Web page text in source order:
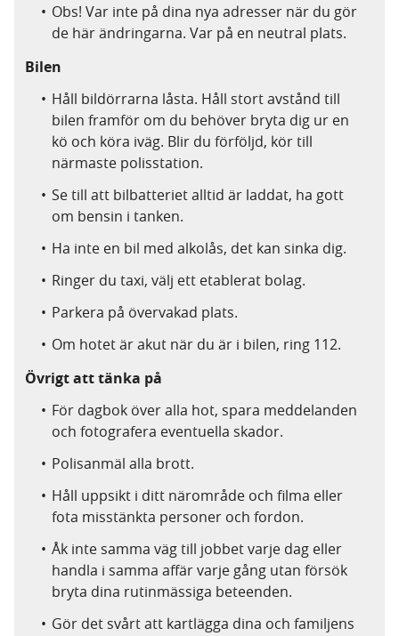
Obs! Var inte på dina nya adresser när du gör
de här ändringarna. Var på en neutral plats.
Bilen
Håll bildörrarna låsta. Håll stort avstånd till
bilen framför om du behöver bryta dig ur en
kö och köra iväg. Blir du förföljd, kör till
närmaste polisstation.
Se till att bilbatteriet alltid är laddat, ha gott
om bensin i tanken.
Ha inte en bil med alkolås, det kan sinka dig.
Ringer du taxi, välj ett etablerat bolag.
Parkera på övervakad plats.
Om hotet är akut när du är i bilen, ring 112.
Övrigt att tänka på
För dagbok över alla hot, spara meddelanden
och fotografera eventuella skador.
Polisanmäl alla brott.
Håll uppsikt i ditt närområde och filma eller
fota misstänkta personer och fordon.
Åk inte samma väg till jobbet varje dag eller
handla i samma affär varje gång utan försök
bryta dina rutinmässiga beteenden.
Gör det svårt att kartlägga dina och familjens